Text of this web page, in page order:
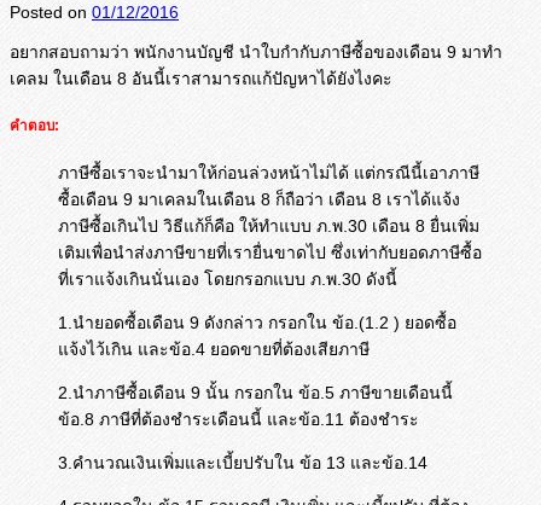
Posted on 01/12/2016
อยากสอบถามว่า พนักงานบัญชี นำใบกำกับภาษีซื้อของเดือน 9 มาทำ
เคลม ในเดือน 8 อันนี้เราสามารถแก้ปัญหาได้ยังไงคะ
คำตอบ:
ภาษีซื้อเราจะนำมาให้ก่อนล่วงหน้าไม่ได้ แต่กรณีนี้เอาภาษี
ซื้อเดือน 9 มาเคลมในเดือน 8 ก็ถือว่า เดือน 8 เราได้แจ้ง
ภาษีซื้อเกินไป วิธีแก้ก็คือ ให้ทำแบบ ภ.พ.30 เดือน 8 ยื่นเพิ่ม
เติมเพื่อนำส่งภาษีขายที่เรายื่นขาดไป ซึ่งเท่ากับยอดภาษีซื้อ
ที่เราแจ้งเกินนั่นเอง โดยกรอกแบบ ภ.พ.30 ดังนี้
1.นำยอดซื้อเดือน 9 ดังกล่าว กรอกใน ข้อ.(1.2 ) ยอดซื้อ
แจ้งไว้เกิน และข้อ.4 ยอดขายที่ต้องเสียภาษี
2.นำภาษีซื้อเดือน 9 นั้น กรอกใน ข้อ.5 ภาษีขายเดือนนี้
ข้อ.8 ภาษีที่ต้องชำระเดือนนี้ และข้อ.11 ต้องชำระ
3.คำนวณเงินเพิ่มและเบี้ยปรับใน ข้อ 13 และข้อ.14